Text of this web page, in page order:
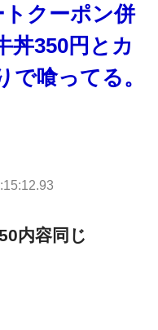
クーポン併
丼350円とカ
で喰ってる。
内容同じ